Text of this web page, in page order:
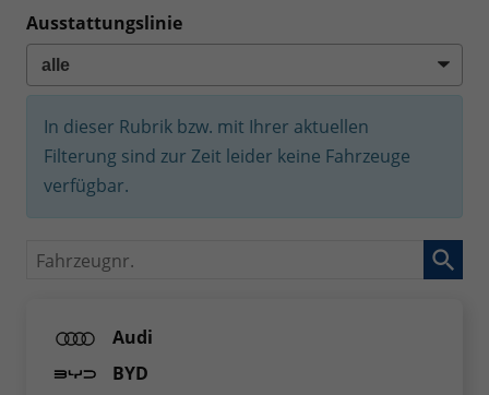
Ausstattungslinie
In dieser Rubrik bzw. mit Ihrer aktuellen
Filterung sind zur Zeit leider keine Fahrzeuge
verfügbar.
Fahrzeugnr.
Audi
BYD